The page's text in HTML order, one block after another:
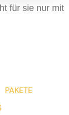
für sie nur mit
PAKETE